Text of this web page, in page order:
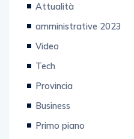
Attualità
amministrative 2023
Video
Tech
Provincia
Business
Primo piano